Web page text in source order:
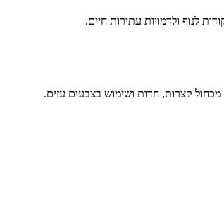
לנוף ולדמויות עתירות חיים.
מכחול קצרות, חדות ושימוש בצבעים עזים.